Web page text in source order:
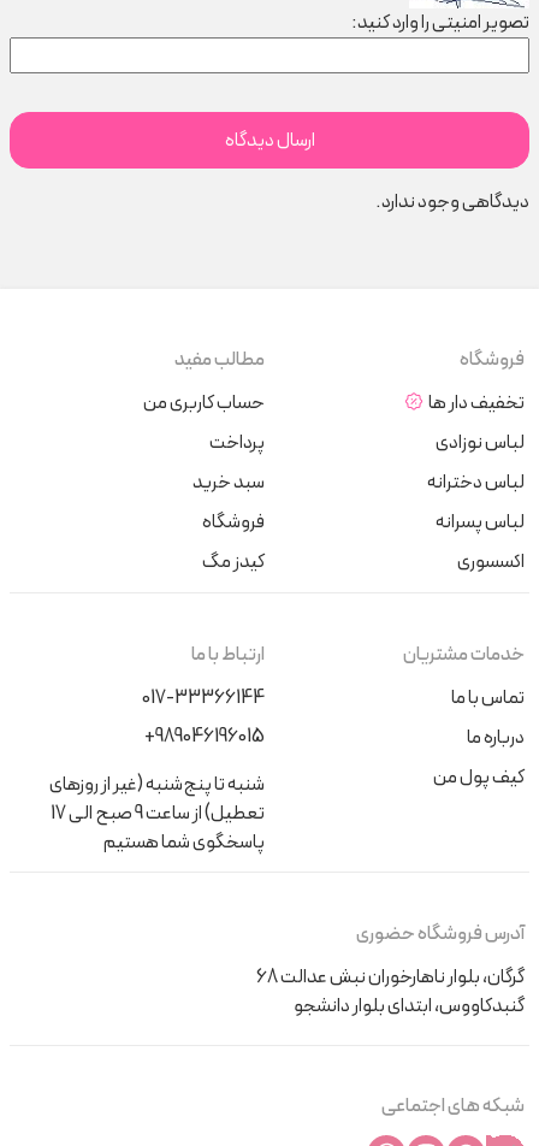
تصویر امنیتی را وارد کنید:
دیدگاهی وجود ندارد.
فروشگاه
تخفیف دار ها
لباس نوزادی
لباس دخترانه
لباس پسرانه
اکسسوری
مطالب مفید
حساب کاربری من
پرداخت
سبد خرید
فروشگاه
کیدز مگ
خدمات مشتریان
تماس با ما
درباره ما
کیف پول من
ارتباط با ما
017-33366144
+989046196015
شنبه تا پنج‌شنبه (غیر از روزهای
تعطیل) از ساعت 9 صبح الی 17
پاسخگوی شما هستیم
آدرس فروشگاه حضوری
گرگان، بلوار ناهارخوران نبش عدالت 68
گنبدکاووس، ابتدای بلوار دانشجو
شبکه های اجتماعی